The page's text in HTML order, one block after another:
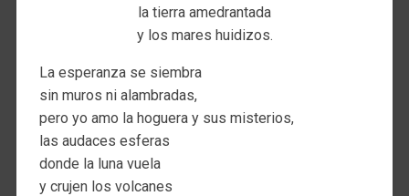
la tierra amedrantada
y los mares huidizos.
La esperanza se siembra
sin muros ni alambradas,
pero yo amo la hoguera y sus misterios,
las audaces esferas
donde la luna vuela
y crujen los volcanes